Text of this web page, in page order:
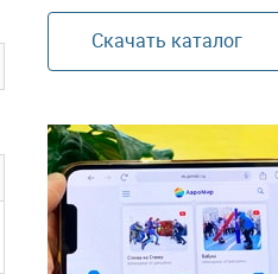
Скачать каталог